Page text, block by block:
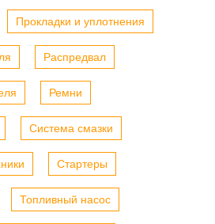
Прокладки и уплотнения
Распредвал
Ремни
Система смазки
Стартеры
Топливный насос